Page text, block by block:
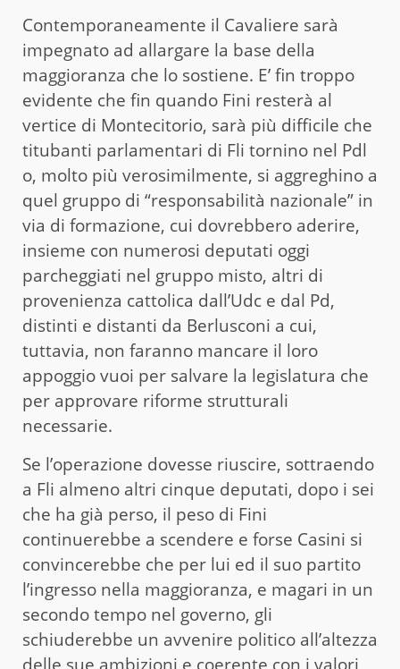
Contemporaneamente il Cavaliere sarà
impegnato ad allargare la base della
maggioranza che lo sostiene. E’ fin troppo
evidente che fin quando Fini resterà al
vertice di Montecitorio, sarà più difficile che
titubanti parlamentari di Fli tornino nel Pdl
o, molto più verosimilmente, si aggreghino a
quel gruppo di “responsabilità nazionale” in
via di formazione, cui dovrebbero aderire,
insieme con numerosi deputati oggi
parcheggiati nel gruppo misto, altri di
provenienza cattolica dall’Udc e dal Pd,
distinti e distanti da Berlusconi a cui,
tuttavia, non faranno mancare il loro
appoggio vuoi per salvare la legislatura che
per approvare riforme strutturali
necessarie.
Se l’operazione dovesse riuscire, sottraendo
a Fli almeno altri cinque deputati, dopo i sei
che ha già perso, il peso di Fini
continuerebbe a scendere e forse Casini si
convincerebbe che per lui ed il suo partito
l’ingresso nella maggioranza, e magari in un
secondo tempo nel governo, gli
schiuderebbe un avvenire politico all’altezza